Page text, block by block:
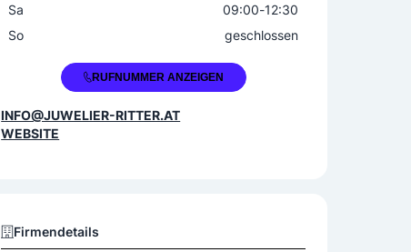
Sa
09:00-12:30
So
geschlossen
+43 5522 72114RUFNUMMER ANZEIGEN
INFO@JUWELIER-RITTER.AT
WEBSITE
Firmendetails